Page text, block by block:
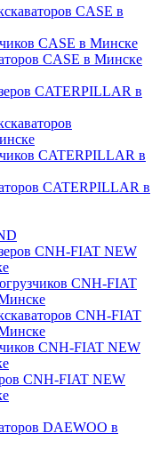
CASE в
CASE в Минске
CASE в Минске
CATERPILLAR в
CATERPILLAR в
CATERPILLAR в
CNH-FIAT NEW
CNH-FIAT
CNH-FIAT
CNH-FIAT NEW
CNH-FIAT NEW
DAEWOO в